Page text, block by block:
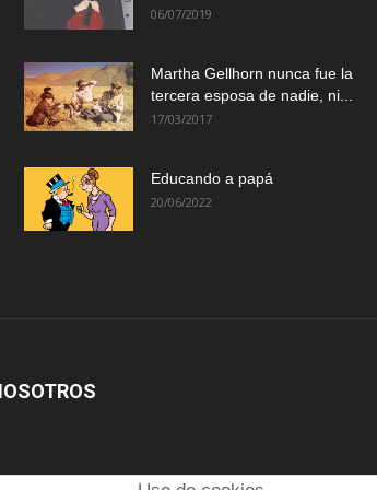
06/07/2019
Martha Gellhorn nunca fue la
tercera esposa de nadie, ni...
17/03/2017
Educando a papá
20/06/2022